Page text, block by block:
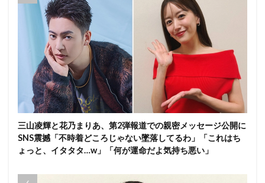
三山凌輝と花乃まりあ、第2弾報道での親密メッセージ公開に
SNS震撼「不時着どころじゃない墜落してるわ」「これはち
ょっと、イタタタ…w」「何が運命だよ気持ち悪い」